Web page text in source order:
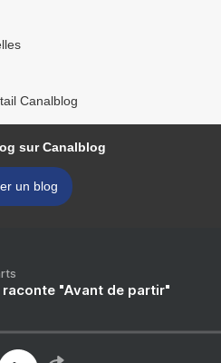
Canalblog
sur Canalblog
un blog
raconte "Avant de partir"